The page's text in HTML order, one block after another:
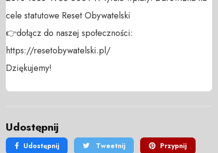
cele statutowe Reset Obywatelski
👉dołącz do naszej społeczności:
https://resetobywatelski.pl/
Dziękujemy!
Udostępnij
Udostępnij Tweetnij Przypnij